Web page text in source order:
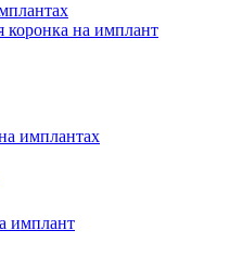
коронка на имплант
имплантах
имплант